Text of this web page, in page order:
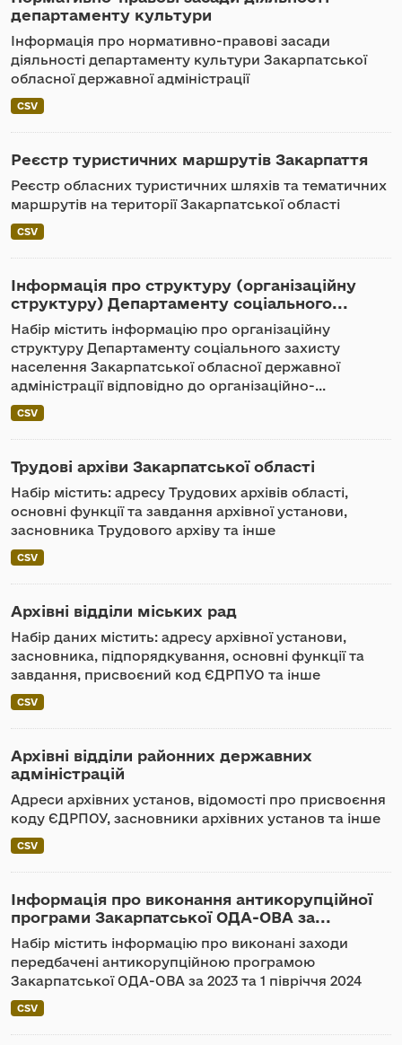
департаменту культури
Інформація про нормативно-правові засади
діяльності департаменту культури Закарпатської
обласної державної адміністрації
CSV
Реєстр туристичних маршрутів Закарпаття
Реєстр обласних туристичних шляхів та тематичних
маршрутів на території Закарпатської області
CSV
Інформація про структуру (організаційну
структуру) Департаменту соціального...
Набір містить інформацію про організаційну
структуру Департаменту соціального захисту
населення Закарпатської обласної державної
адміністрації відповідно до організаційно-...
CSV
Трудові архіви Закарпатської області
Набір містить: адресу Трудових архівів області,
основні функції та завдання архівної установи,
засновника Трудового архіву та інше
CSV
Архівні відділи міських рад
Набір даних містить: адресу архівної установи,
засновника, підпорядкування, основні функції та
завдання, присвоєний код ЄДРПУО та інше
CSV
Архівні відділи районних державних
адміністрацій
Адреси архівних установ, відомості про присвоєння
коду ЄДРПОУ, засновники архівних установ та інше
CSV
Інформація про виконання антикорупційної
програми Закарпатської ОДА-ОВА за...
Набір містить інформацію про виконані заходи
передбачені антикорупційною програмою
Закарпатської ОДА-ОВА за 2023 та 1 півріччя 2024
CSV